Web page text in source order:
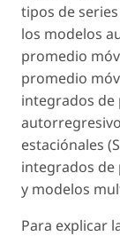
tipos de
los modelos
promedio
promedio
integrados de
estaciónales
integrados de
y modelos
Para explicar